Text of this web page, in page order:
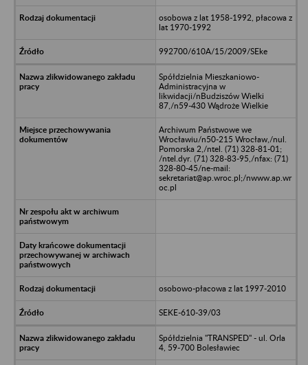
osobowa z lat 1958-1992, płacowa z
lat 1970-1992
992700/610A/15/2009/SEke
Spółdzielnia Mieszkaniowo-
Administracyjna w
likwidacji/nBudziszów Wielki
87,/n59-430 Wądroże Wielkie
Archiwum Państwowe we
Wrocławiu/n50-215 Wrocław,/nul.
Pomorska 2,/ntel. (71) 328-81-01;
/ntel.dyr. (71) 328-83-95,/nfax: (71)
328-80-45/ne-mail:
sekretariat@ap.wroc.pl;/nwww.ap.wr
oc.pl
osobowo-płacowa z lat 1997-2010
SEKE-610-39/03
Spółdzielnia "TRANSPED" - ul. Orla
4, 59-700 Bolesławiec